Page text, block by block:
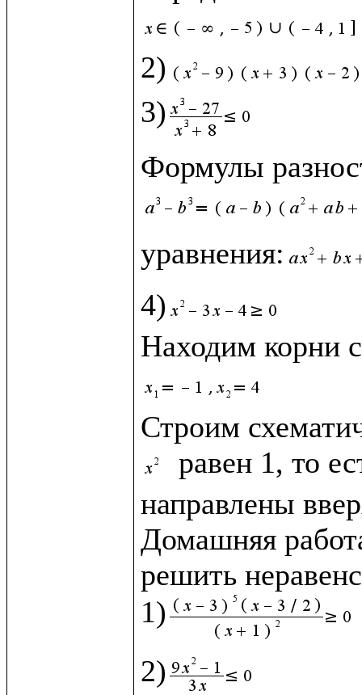
2)
3)
Формулы
уравнения:
4)
Находим корни
Строим
равен 1, то
направлены
Домашняя
решить
1)
2)